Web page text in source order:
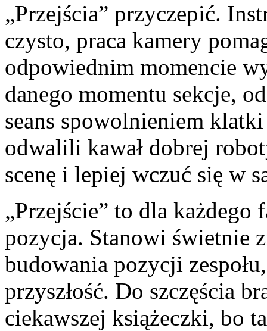
„Przejścia” przyczepić.
czysto, praca kamery
odpowiednim momencie
danego momentu sekcje,
seans spowolnieniem
odwalili kawał dobrej
scenę i lepiej wczuć się w
„Przejście” to dla każdego
pozycja. Stanowi świetnie
budowania pozycji
przyszłość. Do szczęścia
ciekawszej książeczki, bo